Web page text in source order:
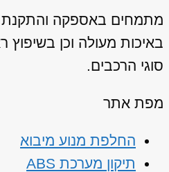
מתמחים באספקה והתקנת
באיכות מעולה וכן בשיפוץ
סוגי הרכבים.
מפת אתר
החלפת מנוע מיבוא
תיקון מערכת ABS